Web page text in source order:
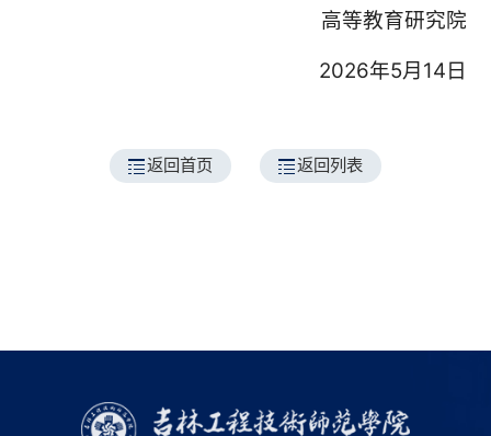
高等教育研究院
2026年5月14日
返回首页 返回列表